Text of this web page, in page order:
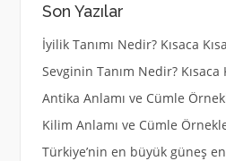
Son Yazılar
İyilik Tanımı Nedir? Kısaca
Sevginin Tanım Nedir? Kısaca
Antika Anlamı ve Cümle
Kilim Anlamı ve Cümle
Türkiye’nin en büyük güneş